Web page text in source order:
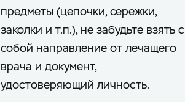
предметы (цепочки, сережки,
заколки и т.п.), не забудьте взять с
собой направление от лечащего
врача и документ,
удостоверяющий личность.